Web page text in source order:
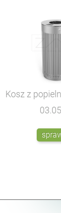
Kosz z